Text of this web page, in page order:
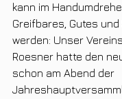
kann im
Greifbares, Gutes
werden: Unser
Roesner hatte den
schon am Abend der